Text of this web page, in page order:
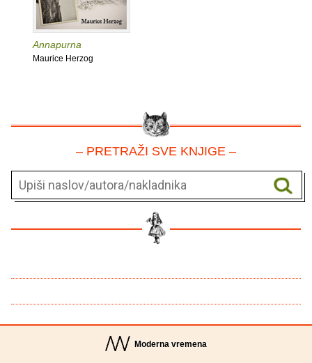
Annapurna
Maurice Herzog
– PRETRAŽI SVE KNJIGE –
Moderna vremena